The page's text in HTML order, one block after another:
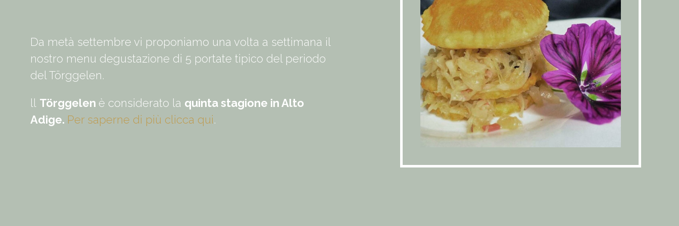
Da metà settembre vi proponiamo una volta a settimana il
nostro menu degustazione di 5 portate tipico del periodo
del Törggelen.
ll Törggelen è considerato la quinta stagione in Alto
Adige. Per saperne di più clicca qui.